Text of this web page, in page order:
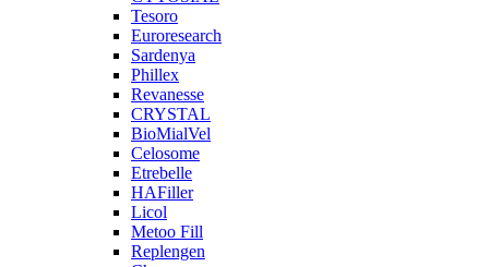
Tesoro
Euroresearch
Sardenya
Phillex
Revanesse
CRYSTAL
BioMialVel
Celosome
Etrebelle
HAFiller
Licol
Metoo Fill
Replengen